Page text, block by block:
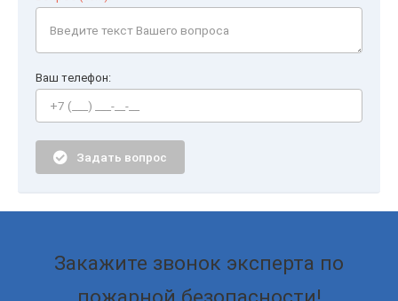
Ваш телефон:
Задать вопрос
Закажите звонок эксперта по